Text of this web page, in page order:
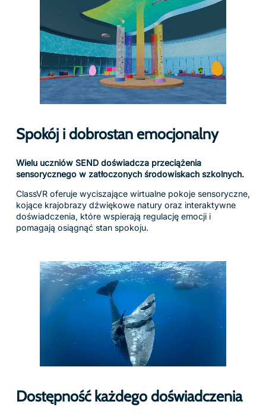
Spokój i dobrostan emocjonalny
Wielu uczniów SEND doświadcza przeciążenia
sensorycznego w zatłoczonych środowiskach szkolnych.
ClassVR oferuje wyciszające wirtualne pokoje sensoryczne,
kojące krajobrazy dźwiękowe natury oraz interaktywne
doświadczenia, które wspierają regulację emocji i
pomagają osiągnąć stan spokoju.
Dostępność każdego doświadczenia